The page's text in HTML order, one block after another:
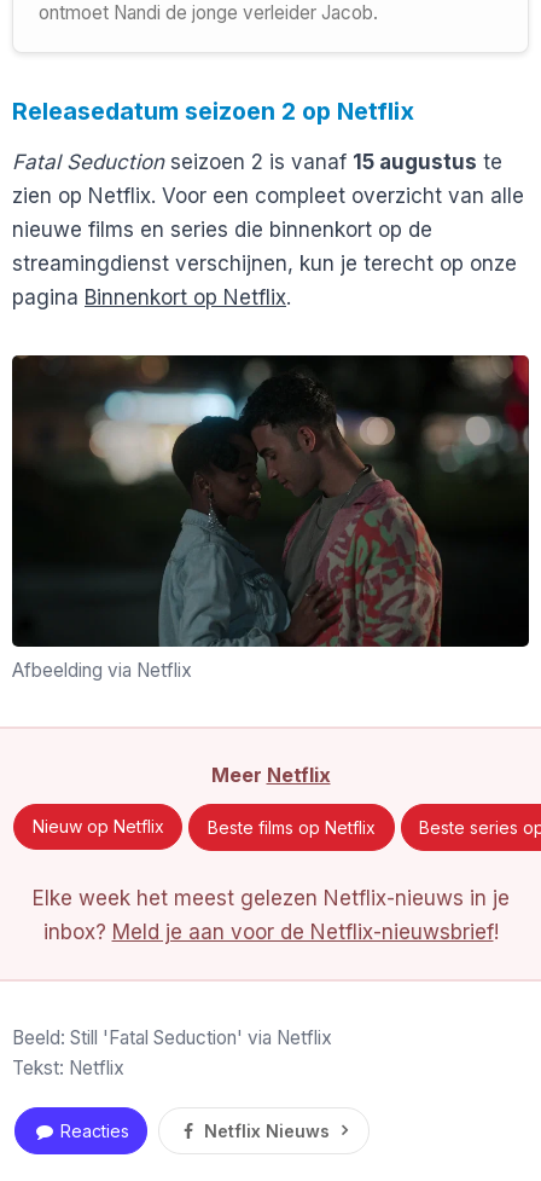
ontmoet Nandi de jonge verleider Jacob.
Releasedatum seizoen 2 op Netflix
Fatal Seductionseizoen 2 is vanaf 15 augustus te
zien op Netflix. Voor een compleet overzicht van alle
nieuwe films en series die binnenkort op de
streamingdienst verschijnen, kun je terecht op onze
pagina Binnenkort op Netflix.
Afbeelding via Netflix
Meer Netflix
Nieuw op Netflix Beste films op Netflix Beste series
Elke week het meest gelezen Netflix-nieuws in je
inbox? Meld je aan voor de Netflix-nieuwsbrief!
Beeld: Still 'Fatal Seduction' via Netflix
Tekst: Netflix
Reacties Netflix Nieuws